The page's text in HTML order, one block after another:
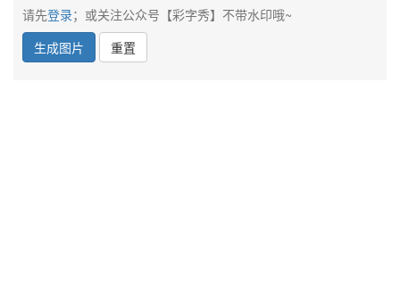
请先登录；或关注公众号【彩字秀】不带水印哦~
生成图片
重置